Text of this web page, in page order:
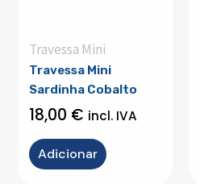
Travessa Mini
Travessa Mini
Sardinha Cobalto
18,00 € incl. IVA
Adicionar